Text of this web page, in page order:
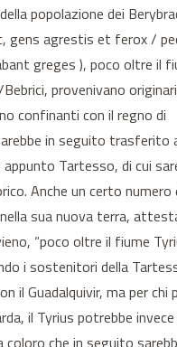
popolazione dei
gens agrestis et ferox /
greges ), poco oltre il
provenivano
confinanti con il regno di
in seguito trasferito
Tartesso, di cui
Anche un certo numero
sua nuova terra,
“poco oltre il fiume
i sostenitori della
il Guadalquivir, ma per chi
il Tyrius potrebbe
coloro che in seguito